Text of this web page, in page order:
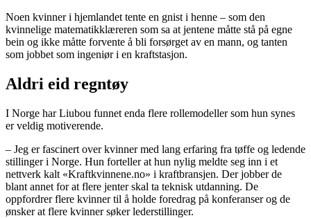
Noen kvinner i hjemlandet tente en gnist i henne – som den
kvinnelige matematikklæreren som sa at jentene måtte stå på egne
bein og ikke måtte forvente å bli forsørget av en mann, og tanten
som jobbet som ingeniør i en kraftstasjon.
Aldri eid regntøy
I Norge har Liubou funnet enda flere rollemodeller som hun synes
er veldig motiverende.
– Jeg er fascinert over kvinner med lang erfaring fra tøffe og ledende
stillinger i Norge. Hun forteller at hun nylig meldte seg inn i et
nettverk kalt «Kraftkvinnene.no» i kraftbransjen. Der jobber de
blant annet for at flere jenter skal ta teknisk utdanning. De
oppfordrer flere kvinner til å holde foredrag på konferanser og de
ønsker at flere kvinner søker lederstillinger.